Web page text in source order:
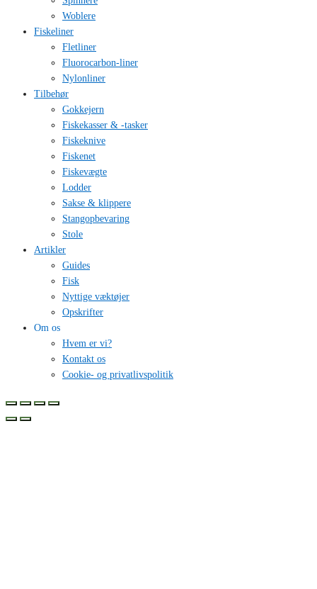
Woblere
Fiskeliner
Fletliner
Fluorocarbon-liner
Nylonliner
Tilbehør
Gokkejern
Fiskekasser & -tasker
Fiskeknive
Fiskenet
Fiskevægte
Lodder
Sakse & klippere
Stangopbevaring
Stole
Artikler
Guides
Fisk
Nyttige væktøjer
Opskrifter
Om os
Hvem er vi?
Kontakt os
Cookie- og privatlivspolitik